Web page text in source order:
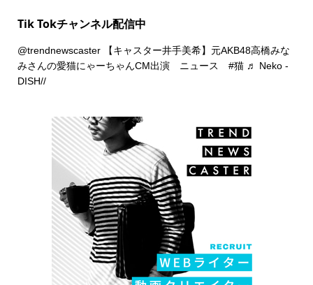
Tik Tokチャンネル配信中
@trendnewscaster【キャスター井手美希】元AKB48高橋みな
みさんの愛猫にゃーちゃんCM出演 ニュース #猫 ♬ Neko -
DISH//